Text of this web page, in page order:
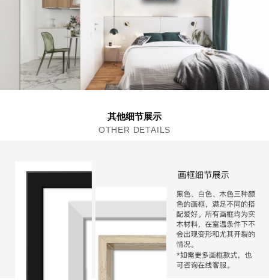
其他细节展示
OTHER DETAILS